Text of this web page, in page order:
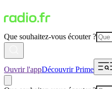
Que souhaitez-vous écouter ?
Ouvrir l'appDécouvrir Prime